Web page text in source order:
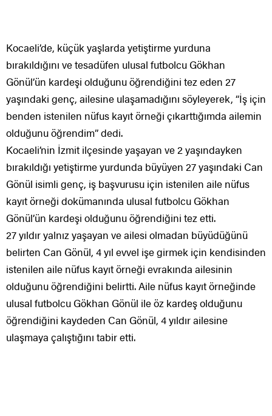
Kocaeli’de, küçük yaşlarda yetiştirme yurduna
bırakıldığını ve tesadüfen ulusal futbolcu Gökhan
Gönül’ün kardeşi olduğunu öğrendiğini tez eden 27
yaşındaki genç, ailesine ulaşamadığını söyleyerek, “İş için
benden istenilen nüfus kayıt örneği çıkarttığımda ailemin
olduğunu öğrendim” dedi.
Kocaeli’nin İzmit ilçesinde yaşayan ve 2 yaşındayken
bırakıldığı yetiştirme yurdunda büyüyen 27 yaşındaki Can
Gönül isimli genç, iş başvurusu için istenilen aile nüfus
kayıt örneği dokümanında ulusal futbolcu Gökhan
Gönül’ün kardeşi olduğunu öğrendiğini tez etti.
27 yıldır yalnız yaşayan ve ailesi olmadan büyüdüğünü
belirten Can Gönül, 4 yıl evvel işe girmek için kendisinden
istenilen aile nüfus kayıt örneği evrakında ailesinin
olduğunu öğrendiğini belirtti. Aile nüfus kayıt örneğinde
ulusal futbolcu Gökhan Gönül ile öz kardeş olduğunu
öğrendiğini kaydeden Can Gönül, 4 yıldır ailesine
ulaşmaya çalıştığını tabir etti.